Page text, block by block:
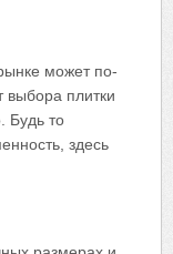
может по-
плитки
Будь то
здесь